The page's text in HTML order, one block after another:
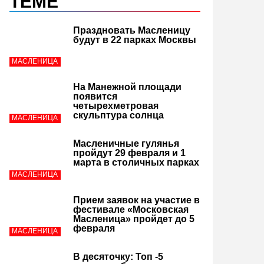
МАСЛЕНИЦА
Праздновать Масленицу
будут в 22 парках Москвы
МАСЛЕНИЦА
На Манежной площади
появится
четырехметровая
скульптура солнца
МАСЛЕНИЦА
Масленичные гулянья
пройдут 29 февраля и 1
марта в столичных парках
МАСЛЕНИЦА
Прием заявок на участие в
фестивале «Московская
Масленица» пройдет до 5
февраля
В десяточку: Топ -5